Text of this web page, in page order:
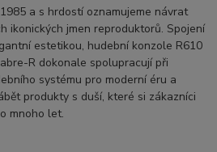
a s hrdostí oznamujeme návrat
ikonických jmen reproduktorů. Spojení
estetikou, hudební konzole R610
R dokonale spolupracují při
systému pro moderní éru a
produkty s duší, které si zákazníci
mnoho let.